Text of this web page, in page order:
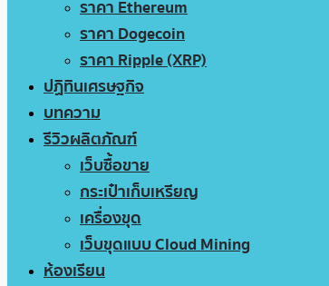
ราคา Ethereum
ราคา Dogecoin
ราคา Ripple (XRP)
ปฏิทินเศรษฐกิจ
บทความ
รีวิวผลิตภัณฑ์
เว็บซื้อขาย
กระเป๋าเก็บเหรียญ
เครื่องขุด
เว็บขุดแบบ Cloud Mining
ห้องเรียน